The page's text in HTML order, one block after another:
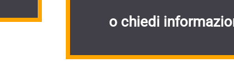
o chiedi